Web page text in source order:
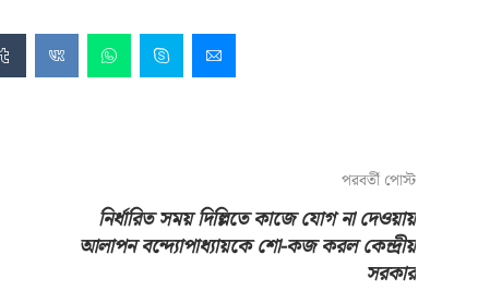
পরবর্তী পোস্ট
নির্ধারিত সময় দিল্লিতে কাজে যোগ না দেওয়ায়
আলাপন বন্দ্যোপাধ্যায়কে শো-কজ করল কেন্দ্রীয়
সরকার